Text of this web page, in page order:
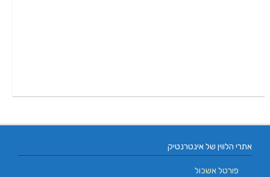
אתרי הלווין של אינטרנטיק
פורטל אשכול